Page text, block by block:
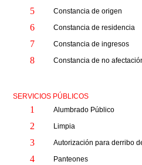
5 Constancia de origen
6 Constancia de residencia
7 Constancia de ingresos
8 Constancia de no
SERVICIOS PÚBLICOS
1 Alumbrado Público
2 Limpia
3 Autorización para derribo
4 Panteones